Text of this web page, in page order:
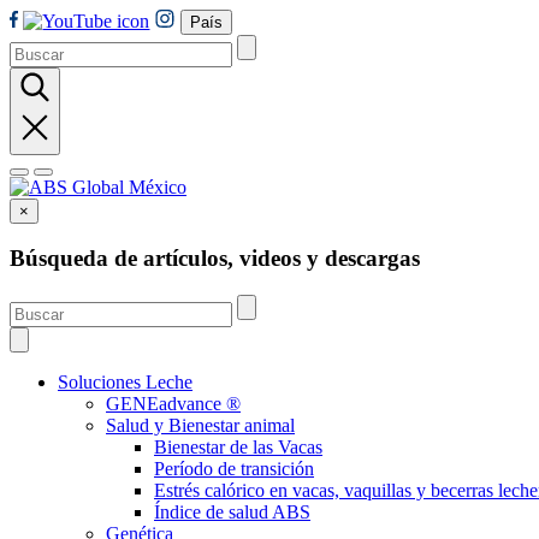
País
×
Búsqueda de artículos, videos y descargas
Soluciones Leche
GENEadvance ®
Salud y Bienestar animal
Bienestar de las Vacas
Período de transición
Estrés calórico en vacas, vaquillas y becerras
Índice de salud ABS
Genética